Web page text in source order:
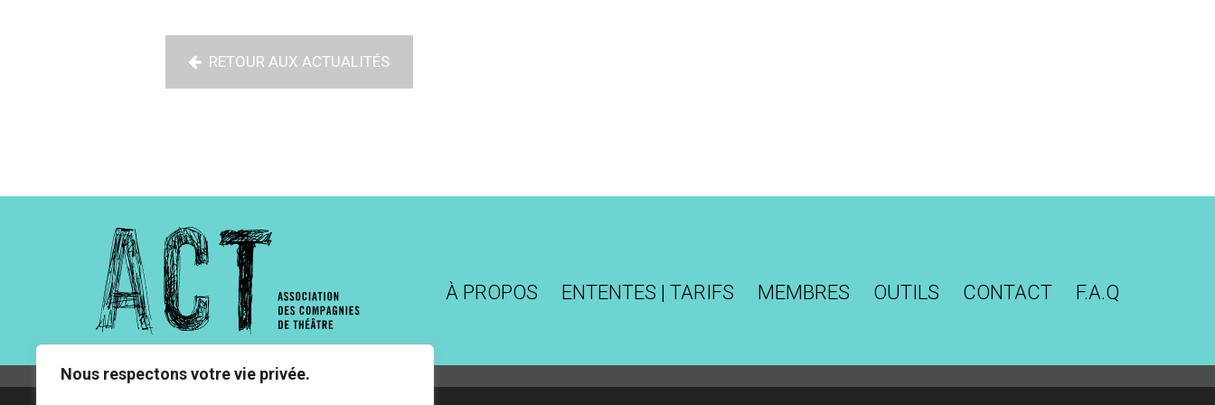
Nous respectons votre vie privée.
RETOUR AUX ACTUALITÉS
À PROPOS ENTENTES | TARIFS MEMBRES OUTILS CONTACT F.A.Q